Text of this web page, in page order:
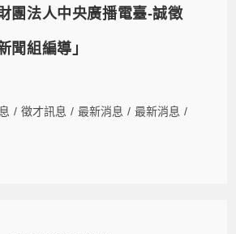
團法人中央廣播電臺-誠徵
聞組編導」
/ 徵才訊息 / 最新消息 / 最新消息 /